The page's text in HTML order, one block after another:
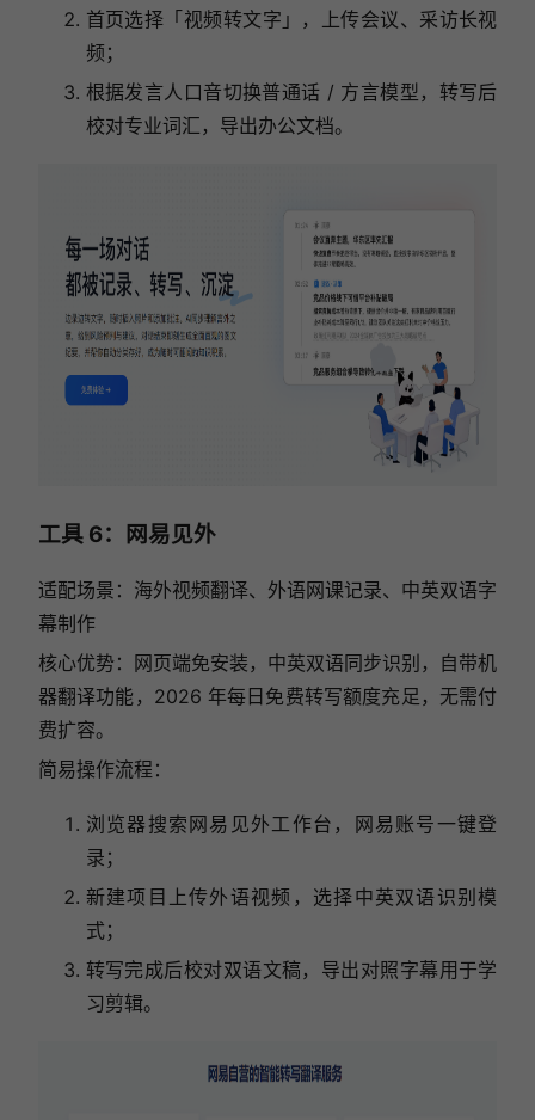
首页选择「视频转文字」，上传会议、采访长视
频；
根据发言人口音切换普通话 / 方言模型，转写后
校对专业词汇，导出办公文档。
工具 6：网易见外
适配场景：海外视频翻译、外语网课记录、中英双语字
幕制作
核心优势：网页端免安装，中英双语同步识别，自带机
器翻译功能，2026 年每日免费转写额度充足，无需付
费扩容。
简易操作流程：
浏览器搜索网易见外工作台，网易账号一键登
录；
新建项目上传外语视频，选择中英双语识别模
式；
转写完成后校对双语文稿，导出对照字幕用于学
习剪辑。